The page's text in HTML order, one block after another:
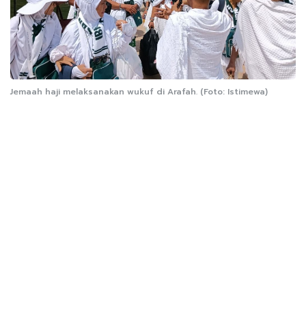
Jemaah haji melaksanakan wukuf di Arafah. (Foto: Istimewa)